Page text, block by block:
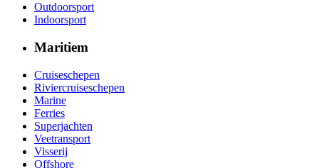
Outdoorsport
Indoorsport
Maritiem
Cruiseschepen
Riviercruiseschepen
Marine
Ferries
Superjachten
Veetransport
Visserij
Offshore